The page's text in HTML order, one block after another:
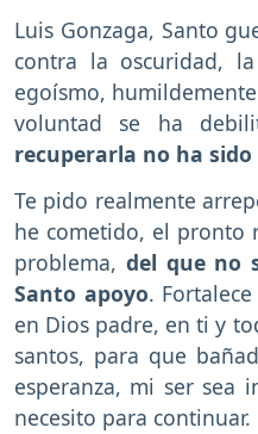
Luis Gonzaga, Santo
contra la oscuridad,
egoísmo,
voluntad se ha
recuperarla no ha
Te pido realmente
he cometido, el pronto
problema, del que no
Santo apoyo.
en Dios padre, en ti y
santos, para que
esperanza, mi ser sea
necesito para continuar.